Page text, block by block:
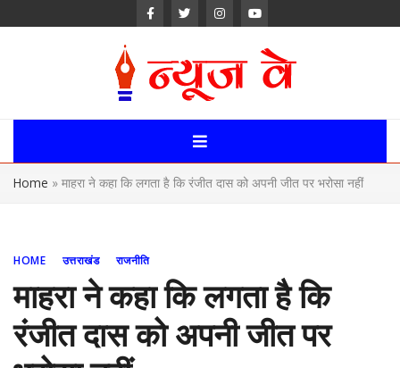
News Way:
Uttarakhand,
Delhi News
Portal
Home » माहरा ने कहा कि लगता है कि रंजीत दास को अपनी जीत पर भरोसा नहीं
HOME उत्तराखंड राजनीति
माहरा ने कहा कि लगता है कि
रंजीत दास को अपनी जीत पर